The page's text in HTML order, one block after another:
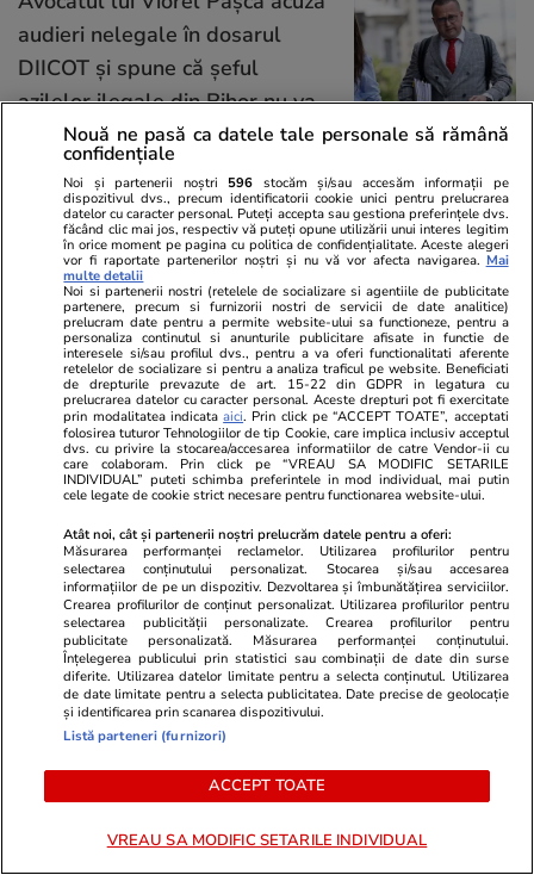
audieri nelegale în dosarul
DIICOT și spune că șeful
azilelor ilegale din Bihor nu va
avea un proces corect
Știri România 11:59
A doua zi de grevă generală în
spitale. Sanitas respinge
explicațiile Guvernului privind
noua lege a salarizării
09:00
Guru C. Georgescu, patima
lăudăroșeniei, plăcerea de a
pălăvrăgi și înnebunirea națiunii
28 iul.
„România are atâta noroc, încât
Nouă ne pasă ca datele tale personale să rămână
confidențiale
Noi și partenerii noștri 596 stocăm și/sau accesăm informații pe
dispozitivul dvs., precum identificatorii cookie unici pentru prelucrarea
datelor cu caracter personal. Puteți accepta sau gestiona preferințele dvs.
făcând clic mai jos, respectiv vă puteți opune utilizării unui interes legitim
în orice moment pe pagina cu politica de confidențialitate. Aceste alegeri
vor fi raportate partenerilor noștri și nu vă vor afecta navigarea. Mai
multe detalii
Noi si partenerii nostri (retelele de socializare si agentiile de publicitate
partenere, precum si furnizorii nostri de servicii de date analitice)
prelucram date pentru a permite website-ului sa functioneze, pentru a
personaliza continutul si anunturile publicitare afisate in functie de
interesele si/sau profilul dvs., pentru a va oferi functionalitati aferente
retelelor de socializare si pentru a analiza traficul pe website. Beneficiati
de drepturile prevazute de art. 15-22 din GDPR in legatura cu
prelucrarea datelor cu caracter personal. Aceste drepturi pot fi exercitate
prin modalitatea indicataaici. Prin click pe “ACCEPT TOATE”, acceptati
folosirea tuturor Tehnologiilor de tip Cookie, care implica inclusiv acceptul
dvs. cu privire la stocarea/accesarea informatiilor de catre Vendor-ii cu
care colaboram. Prin click pe “VREAU SA MODIFIC SETARILE
INDIVIDUAL” puteti schimba preferintele in mod individual, mai putin
cele legate de cookie strict necesare pentru functionarea website-ului.
Atât noi, cât și partenerii noștri prelucrăm datele pentru a oferi:
Măsurarea performanței reclamelor. Utilizarea profilurilor pentru
selectarea conținutului personalizat. Stocarea și/sau accesarea
informațiilor de pe un dispozitiv. Dezvoltarea și îmbunătățirea serviciilor.
Crearea profilurilor de conținut personalizat. Utilizarea profilurilor pentru
selectarea publicității personalizate. Crearea profilurilor pentru
publicitate personalizată. Măsurarea performanței conținutului.
Înțelegerea publicului prin statistici sau combinații de date din surse
diferite. Utilizarea datelor limitate pentru a selecta conținutul. Utilizarea
de date limitate pentru a selecta publicitatea. Date precise de geolocație
și identificarea prin scanarea dispozitivului.
Listă parteneri (furnizori)
ACCEPT TOATE
VREAU SA MODIFIC SETARILE INDIVIDUAL